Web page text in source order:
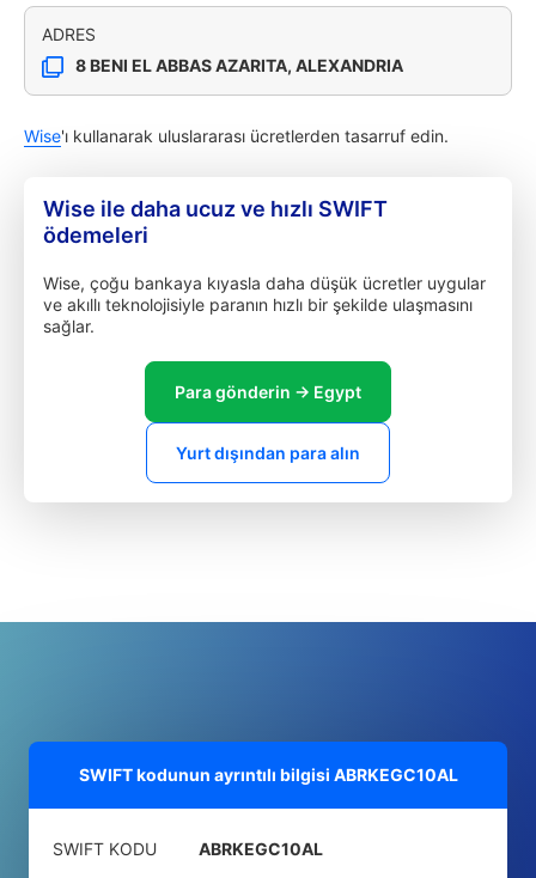
ADRES
8 BENI EL ABBAS AZARITA, ALEXANDRIA
Wise'ı kullanarak uluslararası ücretlerden tasarruf edin.
Wise ile daha ucuz ve hızlı SWIFT
ödemeleri
Wise, çoğu bankaya kıyasla daha düşük ücretler uygular
ve akıllı teknolojisiyle paranın hızlı bir şekilde ulaşmasını
sağlar.
Para gönderin → Egypt
Yurt dışından para alın
SWIFT kodunun ayrıntılı bilgisi ABRKEGC10AL
SWIFT KODU ABRKEGC10AL